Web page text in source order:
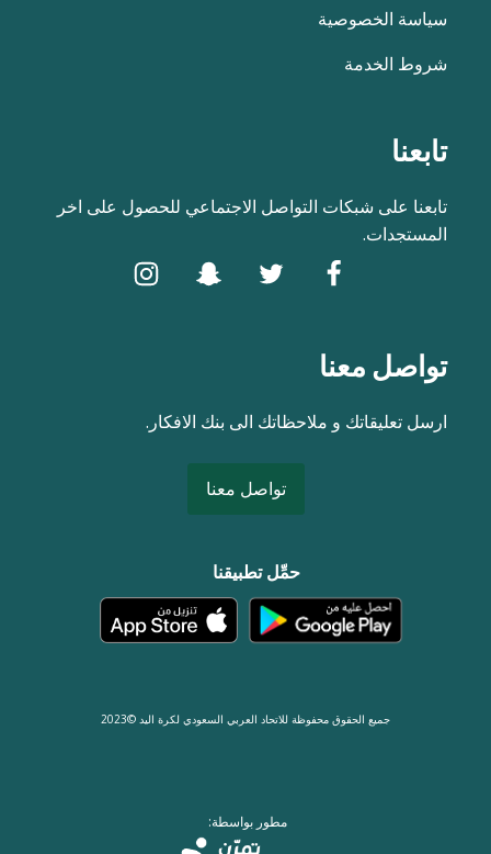
سياسة الخصوصية
شروط الخدمة
تابعنا
تابعنا على شبكات التواصل الاجتماعي للحصول على اخر
المستجدات.
تواصل معنا
ارسل تعليقاتك و ملاحظاتك الى بنك الافكار.
تواصل معنا
حمِّل تطبيقنا
جميع الحقوق محفوظة للاتحاد العربي السعودي لكرة اليد ©2023
مطور بواسطة: